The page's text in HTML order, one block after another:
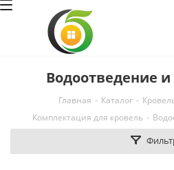
Водоотведение
Главная - Каталог -
Комплектация для кровель -